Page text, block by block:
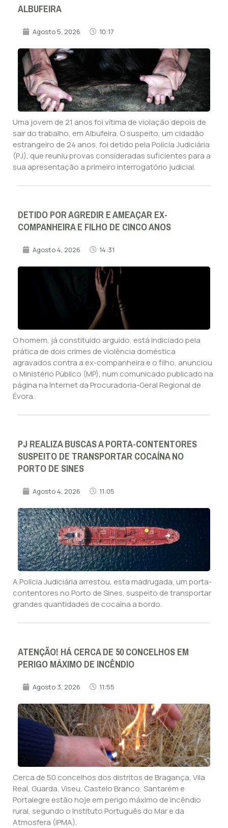
ALBUFEIRA
Agosto 5, 2026 10:17
Uma jovem de 21 anos foi vítima de violação depois de
sair do trabalho, em Albufeira. O suspeito, um cidadão
estrangeiro de 24 anos, foi detido pela Polícia Judiciária
(PJ), que reuniu provas consideradas suficientes para a
sua apresentação a primeiro interrogatório judicial.
DETIDO POR AGREDIR E AMEAÇAR EX-
COMPANHEIRA E FILHO DE CINCO ANOS
Agosto 4, 2026 14:31
O homem, já constituído arguido, está indiciado pela
prática de dois crimes de violência doméstica
agravados contra a ex-companheira e o filho, anunciou
o Ministério Público (MP), num comunicado publicado na
página na Internet da Procuradoria-Geral Regional de
Évora.
PJ REALIZA BUSCAS A PORTA-CONTENTORES
SUSPEITO DE TRANSPORTAR COCAÍNA NO
PORTO DE SINES
Agosto 4, 2026 11:05
A Polícia Judiciária arrestou, esta madrugada, um porta-
contentores no Porto de Sines, suspeito de transportar
grandes quantidades de cocaína a bordo.
ATENÇÃO! HÁ CERCA DE 50 CONCELHOS EM
PERIGO MÁXIMO DE INCÊNDIO
Agosto 3, 2026 11:55
Cerca de 50 concelhos dos distritos de Bragança, Vila
Real, Guarda, Viseu, Castelo Branco, Santarém e
Portalegre estão hoje em perigo máximo de incêndio
rural, segundo o Instituto Português do Mar e da
Atmosfera (IPMA).